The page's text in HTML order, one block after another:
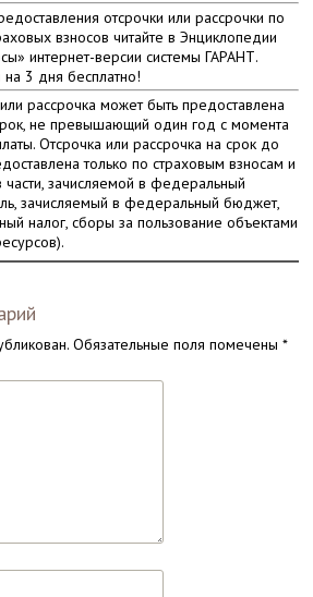
отсрочки или рассрочки по
взносов читайте в Энциклопедии
интернет-версии системы ГАРАНТ.
на 3 дня бесплатно!
рассрочка может быть предоставлена
не превышающий один год с момента
Отсрочка или рассрочка на срок до
только по страховым взносам и
зачисляемой в федеральный
зачисляемый в федеральный бюджет,
налог, сборы за пользование объектами
Обязательные поля помечены *